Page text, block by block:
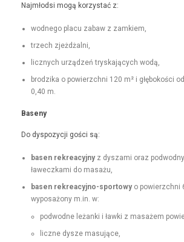
Najmłod­si mogą korzys­tać z:
wod­nego placu zabaw z zamkiem,
trzech zjeżdżal­ni,
licznych urządzeń tryska­ją­cych wodą,
brodzi­ka o powierzch­ni 120 m² i głębokoś­ci
0,40 m.
Base­ny
Do dys­pozy­cji goś­ci są:
basen rekrea­cyjnyz dysza­mi oraz
ławeczka­mi do masażu,
basen rekrea­cyjno-sportowyo powierzch­ni
wyposażony m.in. w:
pod­wodne leżan­ki i ław­ki z masażem
liczne dysze masujące,